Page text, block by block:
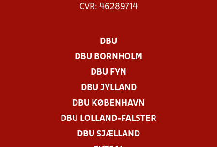
CVR: 46289714
DBU
DBU BORNHOLM
DBU FYN
DBU JYLLAND
DBU KØBENHAVN
DBU LOLLAND-FALSTER
DBU SJÆLLAND